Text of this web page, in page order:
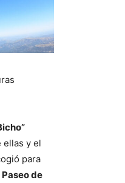
ellas y el
para
Paseo de